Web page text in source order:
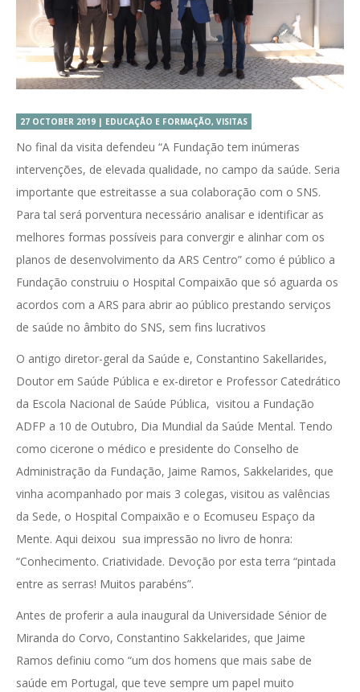
27 OCTOBER 2019 | EDUCAÇÃO E FORMAÇÃO, VISITAS
No final da visita defendeu “A Fundação tem inúmeras
intervenções, de elevada qualidade, no campo da saúde. Seria
importante que estreitasse a sua colaboração com o SNS.
Para tal será porventura necessário analisar e identificar as
melhores formas possíveis para convergir e alinhar com os
planos de desenvolvimento da ARS Centro” como é público a
Fundação construiu o Hospital Compaixão que só aguarda os
acordos com a ARS para abrir ao público prestando serviços
de saúde no âmbito do SNS, sem fins lucrativos
O antigo diretor-geral da Saúde e, Constantino Sakellarides,
Doutor em Saúde Pública e ex-diretor e Professor Catedrático
da Escola Nacional de Saúde Pública, visitou a Fundação
ADFP a 10 de Outubro, Dia Mundial da Saúde Mental. Tendo
como cicerone o médico e presidente do Conselho de
Administração da Fundação, Jaime Ramos, Sakkelarides, que
vinha acompanhado por mais 3 colegas, visitou as valências
da Sede, o Hospital Compaixão e o Ecomuseu Espaço da
Mente. Aqui deixou sua impressão no livro de honra:
“Conhecimento. Criatividade. Devoção por esta terra “pintada
entre as serras! Muitos parabéns”.
Antes de proferir a aula inaugural da Universidade Sénior de
Miranda do Corvo, Constantino Sakkelarides, que Jaime
Ramos definiu como “um dos homens que mais sabe de
saúde em Portugal, que teve sempre um papel muito